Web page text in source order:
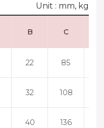
Unit : mm, kg
B C
22 85
32 108
40 136